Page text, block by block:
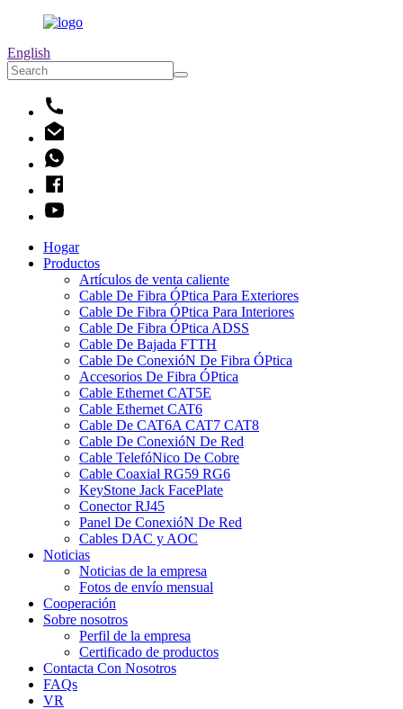
English
Hogar
Productos
Artículos de venta caliente
Cable De Fibra ÓPtica Para Exteriores
Cable De Fibra ÓPtica Para Interiores
Cable De Fibra ÓPtica ADSS
Cable De Bajada FTTH
Cable De ConexióN De Fibra ÓPtica
Accesorios De Fibra ÓPtica
Cable Ethernet CAT5E
Cable Ethernet CAT6
Cable De CAT6A CAT7 CAT8
Cable De ConexióN De Red
Cable TelefóNico De Cobre
Cable Coaxial RG59 RG6
KeyStone Jack FacePlate
Conector RJ45
Panel De ConexióN De Red
Cables DAC y AOC
Noticias
Noticias de la empresa
Fotos de envío mensual
Cooperación
Sobre nosotros
Perfil de la empresa
Certificado de productos
Contacta Con Nosotros
FAQs
VR